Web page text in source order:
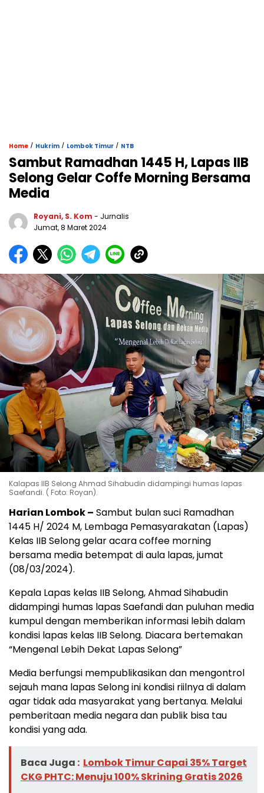
Home / Hukrim / Lombok Timur / NTB
Sambut Ramadhan 1445 H, Lapas IIB
Selong Gelar Coffe Morning Bersama
Media
Royani, S. Kom - Jurnalis
Jumat, 8 Maret 2024
Kalapas IIB Selong Ahmad Sihabudin didampingi humas lapas
Saefandi. ( Foto: Royan).
Harian Lombok – Sambut bulan suci Ramadhan
1445 H/ 2024 M, Lembaga Pemasyarakatan (Lapas)
Kelas IIB Selong gelar acara coffee morning
bersama media betempat di aula lapas, jumat
(08/03/2024).
Kepala Lapas kelas IIB Selong, Ahmad Sihabudin
didampingi humas lapas Saefandi dan puluhan media
kumpul dengan memberikan informasi lebih dalam
kondisi lapas kelas IIB Selong. Diacara bertemakan
“Mengenal Lebih Dekat Lapas Selong”
Media berfungsi mempublikasikan dan mengontrol
sejauh mana lapas Selong ini kondisi riilnya di dalam
agar tidak ada masyarakat yang bertanya. Melalui
pemberitaan media negara dan publik bisa tau
kondisi yang ada.
Baca Juga : Lombok Timur Capai 35% Target
CKG PHTC: Menuju 100% Skrining Gratis 2026